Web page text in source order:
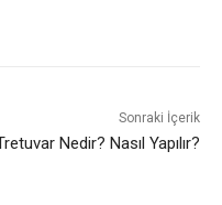
Sonraki İçerik
Nedir? Nasıl Yapılır?